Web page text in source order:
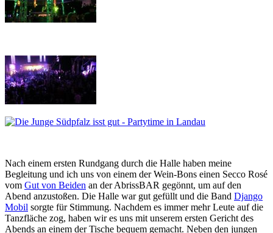
Nach einem ersten Rundgang durch die Halle haben meine
Begleitung und ich uns von einem der Wein-Bons einen Secco Rosé
vom Gut von Beiden an der AbrissBAR gegönnt, um auf den
Abend anzustoßen. Die Halle war gut gefüllt und die Band Django
Mobil sorgte für Stimmung. Nachdem es immer mehr Leute auf die
Tanzfläche zog, haben wir es uns mit unserem ersten Gericht des
Abends an einem der Tische bequem gemacht. Neben den jungen